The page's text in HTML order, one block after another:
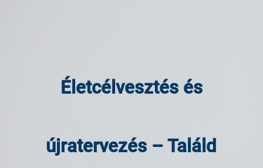
Életcélvesztés és
újratervezés – Találd